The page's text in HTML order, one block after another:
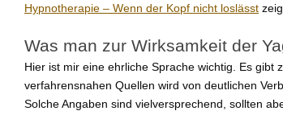
Hypnotherapie – Wenn der Kopf nicht loslässt
Was man zur Wirksamkeit der
Hier ist mir eine ehrliche Sprache wichtig. Es
verfahrensnahen Quellen wird von deutlichen
Solche Angaben sind vielversprechend, sollten